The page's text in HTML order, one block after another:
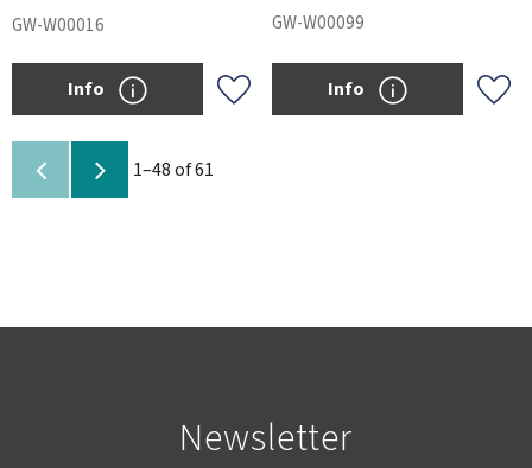
GW-W00016
Add to favorites
Info
GW-W00099
Add
Info
1–48of61
Newsletter